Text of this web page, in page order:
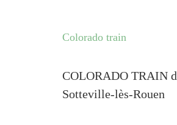
Colorado train
COLORADO TRAIN
Sotteville-lès-Rouen